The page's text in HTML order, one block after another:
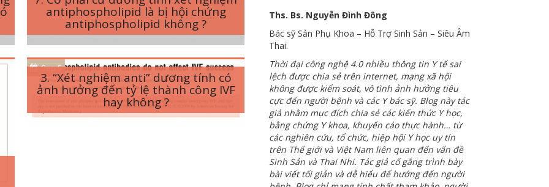
antiphospholipid là bị hội chứng
antiphospholipid không ?
Sep 5
3. “Xét nghiệm anti” dương tính có
ảnh hưởng đến tỷ lệ thành công IVF
hay không ?
Ths. Bs. Nguyễn Đình Đông
Bác sỹ Sản Phụ Khoa – Hỗ Trợ Sinh Sản – Siêu Âm
Thai.
Thời đại công nghệ 4.0 nhiều thông tin Y tế sai
lệch được chia sẻ trên internet, mạng xã hội
không được kiểm soát, vô tình ảnh hưởng tiêu
cực đến người bệnh và các Y bác sỹ. Blog này tác
giả nhằm mục đích chia sẻ các kiến thức Y học,
bằng chứng Y khoa, khuyến cáo thực hành… từ
các nghiên cứu, tổ chức, hiệp hội Y học uy tín
trên Thế giới và Việt Nam liên quan đến vấn đề
Sinh Sản và Thai Nhi. Tác giả cố gắng trình bày
bài viết tối giản và dễ hiểu để hướng đến người